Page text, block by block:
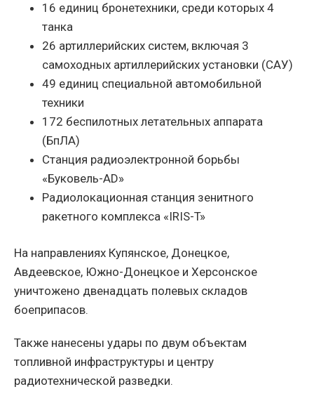
16 единиц бронетехники, среди которых 4
танка
26 артиллерийских систем, включая 3
самоходных артиллерийских установки (САУ)
49 единиц специальной автомобильной
техники
172 беспилотных летательных аппарата
(БпЛА)
Станция радиоэлектронной борьбы
«Буковель-AD»
Радиолокационная станция зенитного
ракетного комплекса «IRIS-T»
На направлениях Купянское, Донецкое,
Авдеевское, Южно-Донецкое и Херсонское
уничтожено двенадцать полевых складов
боеприпасов.
Также нанесены удары по двум объектам
топливной инфраструктуры и центру
радиотехнической разведки.